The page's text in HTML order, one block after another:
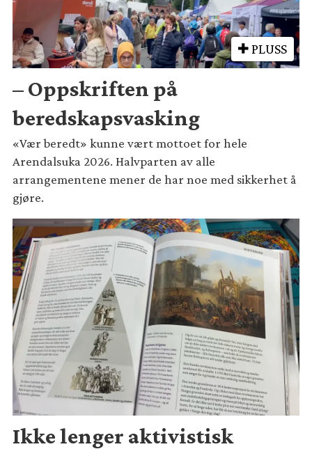
PLUSS
– Oppskriften på
beredskapsvasking
«Vær beredt» kunne vært mottoet for hele
Arendalsuka 2026. Halvparten av alle
arrangementene mener de har noe med sikkerhet å
gjøre.
Ikke lenger aktivistisk